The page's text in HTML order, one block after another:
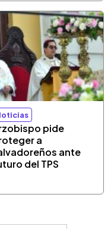
pide
a
ante
del TPS